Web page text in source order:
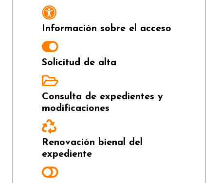
Información sobre el acceso
Solicitud de alta
Consulta de expedientes y
modificaciones
Renovación bienal del
expediente